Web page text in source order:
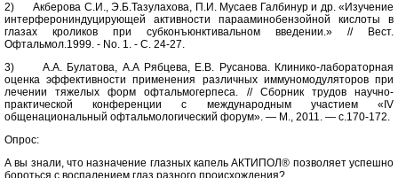
2) Акберова С.И., Э.Б.Тазулахова, П.И. Мусаев Галбинур и др. «Изучение
интерферониндуцирующей активности парааминобензойной кислоты в
глазах кроликов при субконъюнктивальном введении.» // Вест.
Офтальмол.1999. - No. 1. - C. 24-27.
3) А.А. Булатова, А.А Рябцева, Е.В. Русанова. Клинико-лабораторная
оценка эффективности применения различных иммуномодуляторов при
лечении тяжелых форм офтальмогерпеса. // Сборник трудов научно-
практической конференции с международным участием «IV
общенациональный офтальмологический форум». — М., 2011. — с.170-172.
Опрос:
А вы знали, что назначение глазных капель АКТИПОЛ® позволяет успешно
бороться с воспалением глаз разного происхождения?